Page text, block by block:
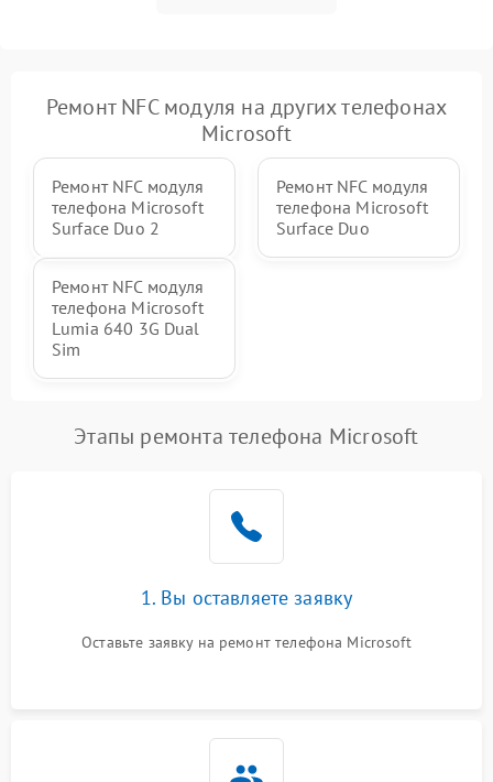
Ремонт NFC модуля на других телефонах
Microsoft
Ремонт NFC модуля
телефона Microsoft
Surface Duo 2
Ремонт NFC модуля
телефона Microsoft
Surface Duo
Ремонт NFC модуля
телефона Microsoft
Lumia 640 3G Dual
Sim
Этапы ремонта телефона Microsoft
1. Вы оставляете заявку
Оставьте заявку на ремонт телефона Microsoft